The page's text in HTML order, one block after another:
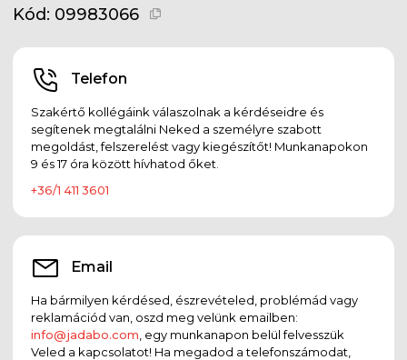
Kód: 09983066
Telefon
Szakértő kollégáink válaszolnak a kérdéseidre és
segítenek megtalálni Neked a személyre szabott
megoldást, felszerelést vagy kiegészítőt! Munkanapokon
9 és 17 óra között hívhatod őket.
+36/1 411 3601
Email
Ha bármilyen kérdésed, észrevételed, problémád vagy
reklamációd van, oszd meg velünk emailben:
info@jadabo.com , egy munkanapon belül felvesszük
Veled a kapcsolatot! Ha megadod a telefonszámodat,